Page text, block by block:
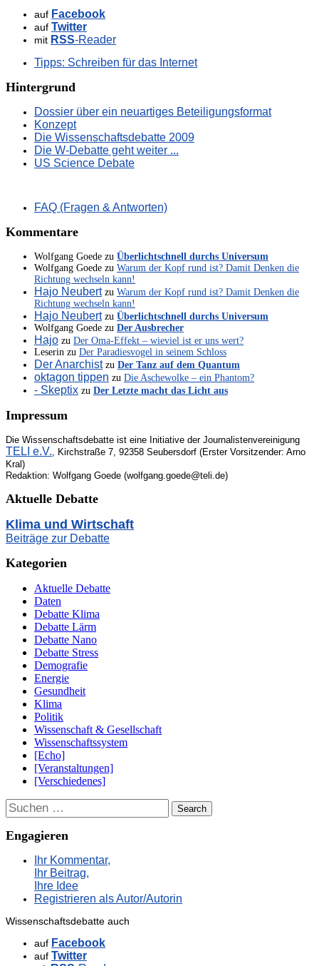
auf Facebook
auf Twitter
mit RSS-Reader
Tipps: Schreiben für das Internet
Hintergrund
Dossier über ein neuartiges Beteiligungsformat
Konzept
Die Wissenschaftsdebatte 2009
Die W-Debatte geht weiter ...
US Science Debate
FAQ (Fragen & Antworten)
Kommentare
Wolfgang Goede zu Überlichtschnell durchs Universum
Wolfgang Goede zu Warum der Kopf rund ist? Damit Denken die
Richtung wechseln kann!
Hajo Neubertzu Warum der Kopf rund ist? Damit Denken die
Richtung wechseln kann!
Hajo Neubertzu Überlichtschnell durchs Universum
Wolfgang Goede zu Der Ausbrecher
Hajo zu Der Oma-Effekt – wieviel ist er uns wert?
Leserin zu Der Paradiesvogel in seinem Schloss
Der Anarchistzu Der Tanz auf dem Quantum
oktagon tippen zu Die Aschewolke – ein Phantom?
- Skeptix zu Der Letzte macht das Licht aus
Impressum
Die Wissenschaftsdebatte ist eine Initiative der Journalistenvereinigung
TELI e.V., Kirchstraße 7, 92358 Seubersdorf (Erster Vorsitzender: Arno
Kral)
Redaktion: Wolfgang Goede (wolfgang.goede@teli.de)
Aktuelle Debatte
Klima und Wirtschaft
Beiträge zur Debatte
Kategorien
Aktuelle Debatte
Daten
Debatte Klima
Debatte Lärm
Debatte Nano
Debatte Stress
Demografie
Energie
Gesundheit
Klima
Politik
Wissenschaft & Gesellschaft
Wissenschaftssystem
[Echo]
[Veranstaltungen]
[Verschiedenes]
Suchen
Engagieren
Ihr Kommentar,
Ihr Beitrag,
Ihre Idee
Registrieren als Autor/Autorin
Wissenschaftsdebatte auch
auf Facebook
auf Twitter